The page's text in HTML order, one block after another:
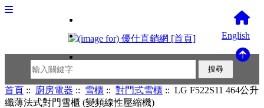
English
首頁 :: 廚房電器 :: 雪櫃 :: 對門式雪櫃 :: LG F522S11 464公升
纖薄法式對門雪櫃 (變頻線性壓縮機)